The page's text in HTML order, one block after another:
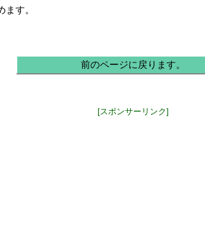
ます。
前のページに戻ります。
[スポンサーリンク]